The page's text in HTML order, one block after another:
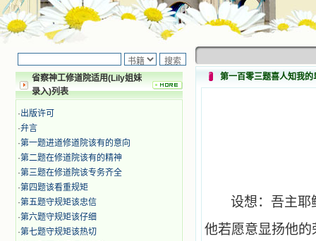
省察神工修道院适用(Lily姐妹
录入)列表
·出版许可
·弁言
·第一题进道修道院该有的意向
·第二题在修道院该有的精神
·第三题在修道院该专务齐全
·第四题该看重规矩
·第五题守规矩该忠信
·第六题守规矩该仔细
·第七题守规矩该热切
第一百零三题喜人知我的
设想：吾主耶
他若愿意显扬他